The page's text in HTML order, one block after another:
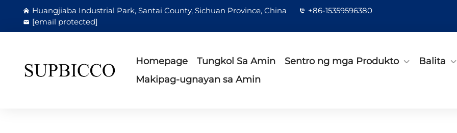
Huangjiaba Industrial Park, Santai County, Sichuan Province, China
+86-15359596380
[email protected]
Homepage Tungkol Sa Amin Sentro ng mga Produkto
Balita
Makipag-ugnayan sa Amin